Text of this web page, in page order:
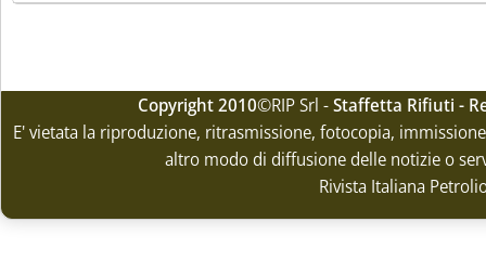
Copyright 2010©RIP Srl -Staffetta Rifiuti -
E' vietata la riproduzione, ritrasmissione, fotocopia,
altro modo di diffusione delle notizie o
Rivista Italiana